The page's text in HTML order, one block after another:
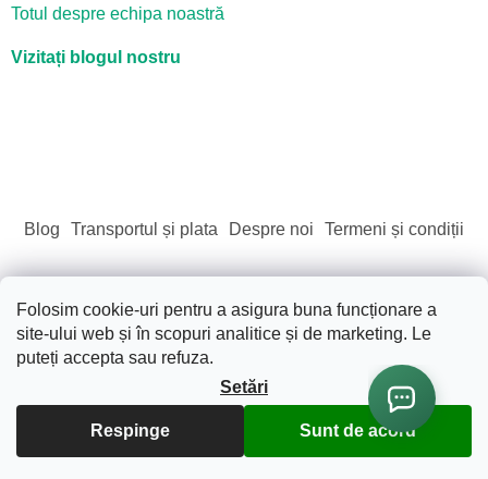
Folosim cookie-uri pentru a asigura buna funcționare a
site-ului web și în scopuri analitice și de marketing. Le
puteți accepta sau refuza.
Setări
Respinge Sunt de acord
Totul despre echipa noastră
Vizitați blogul nostru
Blog Transportul și plata Despre noi Termeni și condiții
Creat de Shoptet
Drepturi de autor 2026Sãnãtate. Frumusete. Natura..
Toate drepturile rezervate.
Editați setările cookie-urilor